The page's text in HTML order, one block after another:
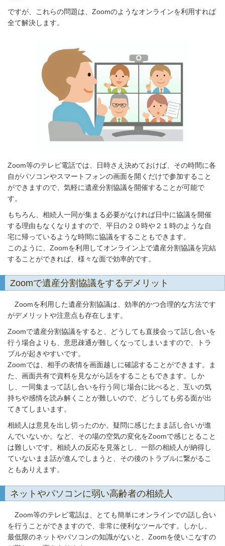
ですが、これらの問題は、Zoomのようなオンラインを利用すれば
全て解決します。
Zoom等のテレビ電話では、日時さえ決めておけば、その時間に各
自がパソコンやスマートフォンの画面を開くだけで参加すること
ができますので、気軽に遺産分割協議を開催することが可能で
す。
もちろん、相続人一同が集まる必要がなければ日中に協議を開催
する理由もなくなりますので、平日の２０時や２１時のような自
宅に帰っているような時間に協議をすることもできます。
このように、Zoomを利用してオンライン上で遺産分割協議を完結
することができれば、様々な面で効率的です。
Zoomで遺産分割協議をするデメリット
Zoomを利用した遺産分割協議は、効率的かつ合理的な方法です
がデメリットや注意点も存在します。
Zoomで遺産分割協議をすると、どうしても直接会って話し合いを
行う場合よりも、意思疎通が難しくなってしまいますので、トラ
ブルが起きやすいです。
Zoomでは、相手の表情を画面越しに確認することができます。ま
た、画面共有で資料を見ながら話をすることもできます。しか
し、一同集まって話し合いを行う同じ場合に比べると、互いの気
持ちや感情を読み解くことが難しいので、どうしても劣る面が出
てきてしまいます。
相続人は意見を出し切ったのか。疑問に感じたまま話し合いが進
んでいないか。など、その場の空気の変化をZoomで感じとること
は難しいです。相続人の反応を見落とし、一部の相続人が納得し
ていないまま話が進んでしまうと、その後のトラブルに繋がるこ
ともありえます。
ネットやパソコンに弱い高齢者の相続人
Zoom等のテレビ電話は、とても簡単にオンラインでの話し合い
を行うことができますので、非常に便利なツールです。しかし、
最低限のネットやパソコンの知識がないと、Zoomを使いこなすの